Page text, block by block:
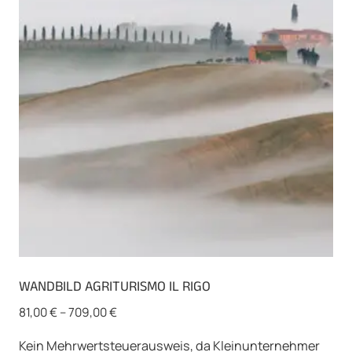
Optionen
können
auf
Produktseite
gewählt
werden
WANDBILD AGRITURISMO IL RIGO
81,00€–709,00€
Kein Mehrwertsteuerausweis, da Kleinunternehmer